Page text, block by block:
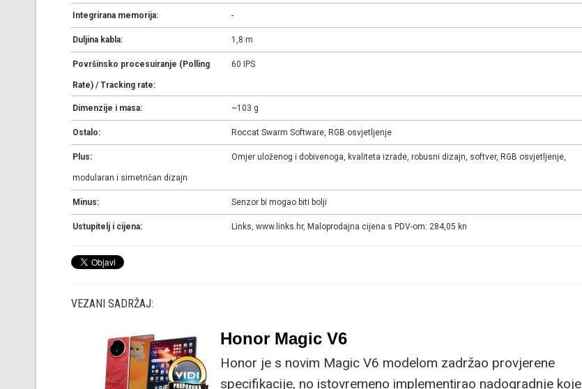
Integrirana memorija: -
Duljina kabla: 1,8 m
Površinsko procesuiranje (Polling
Rate) / Tracking rate:
60 IPS
Dimenzije i masa: ~103 g
Ostalo: Roccat Swarm Software, RGB osvjetljenje
Plus: Omjer uloženog i dobivenoga, kvaliteta izrade, robusni dizajn, softver, RGB osvjetljenje,
modularan i simetričan dizajn
Minus: Senzor bi mogao biti bolji
Ustupitelj i cijena: Links, www.links.hr, Maloprodajna cijena s PDV-om: 284,05 kn
VEZANI SADRŽAJ:
Honor Magic V6
Honor je s novim Magic V6 modelom zadržao provjerene
specifikacije, no istovremeno implementirao nadogradnje koje